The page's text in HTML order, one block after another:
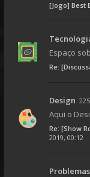
[Jogo] Best
Espaço
Re:
Design
Aqui o
Re: [Show
2019, 00:12